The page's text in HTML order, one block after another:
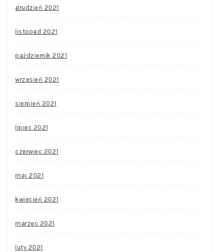
grudzień 2021
listopad 2021
październik 2021
wrzesień 2021
sierpień 2021
lipiec 2021
czerwiec 2021
maj 2021
kwiecień 2021
marzec 2021
luty 2021